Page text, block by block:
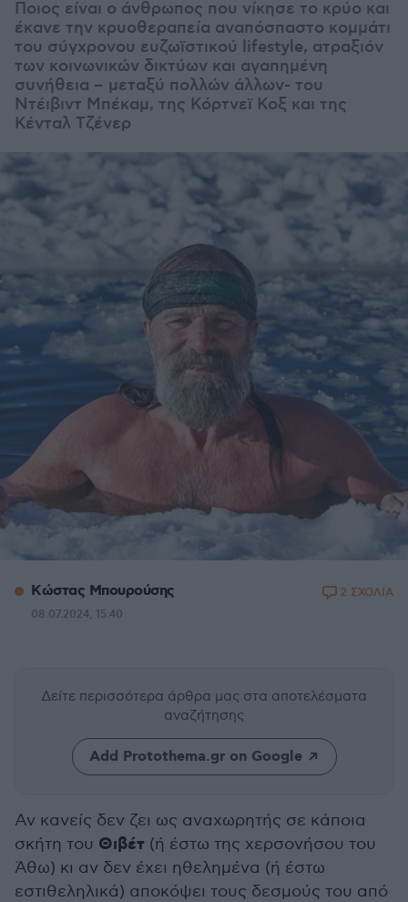
Ποιος είναι ο άνθρωπος που νίκησε το κρύο και
έκανε την κρυοθεραπεία αναπόσπαστο κομμάτι
του σύγχρονου ευζωϊστικού lifestyle, ατραξιόν
των κοινωνικών δικτύων και αγαπημένη
συνήθεια – μεταξύ πολλών άλλων- του
Ντέιβιντ Μπέκαμ, της Κόρτνεϊ Κοξ και της
Κένταλ Τζένερ
Κώστας Μπουρούσης
08.07.2024, 15:40
2 ΣΧΟΛΙΑ
Δείτε περισσότερα άρθρα μας στα αποτελέσματα
αναζήτησης
Add Protothema.gr on Google
Αν κανείς δεν ζει ως αναχωρητής σε κάποια
σκήτη του Θιβέτ (ή έστω της χερσονήσου του
Άθω) κι αν δεν έχει ηθελημένα (ή έστω
εστιθεληλικά) αποκόψει τους δεσμούς του από